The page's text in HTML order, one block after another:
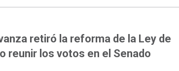
retiró la reforma de la Ley de
reunir los votos en el Senado